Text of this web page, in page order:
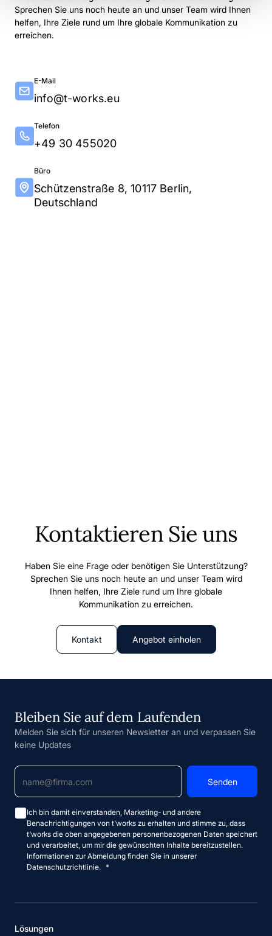
Sprechen Sie uns noch heute an und unser Team wird Ihnen
helfen, Ihre Ziele rund um Ihre globale Kommunikation zu
erreichen.
E-Mail
info@t-works.eu
Telefon
+49 30 455020
Büro
Schützenstraße 8, 10117 Berlin,
Deutschland
Kontaktieren Sie uns
Haben Sie eine Frage oder benötigen Sie Unterstützung?
Sprechen Sie uns noch heute an und unser Team wird
Ihnen helfen, Ihre Ziele rund um Ihre globale
Kommunikation zu erreichen.
Kontakt Angebot einholen
Bleiben Sie auf dem Laufenden
Melden Sie sich für unseren Newsletter an und verpassen Sie
keine Updates
Ich bin damit einverstanden, Marketing- und andere
Benachrichtigungen von t'works zu erhalten und stimme zu, dass
t'works die oben angegebenen personenbezogenen Daten speichert
und verarbeitet, um mir die gewünschten Inhalte bereitzustellen.
Informationen zur Abmeldung finden Sie in unserer
Datenschutzrichtlinie. *
Lösungen